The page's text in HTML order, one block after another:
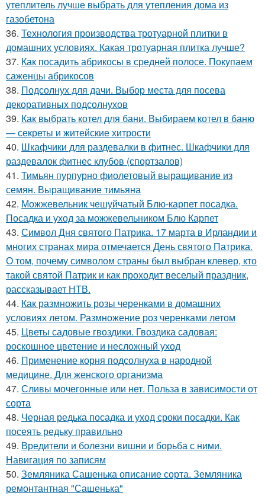
утеплитель лучше выбрать для утепления дома из
газобетона
36. Технология производства тротуарной плитки в
домашних условиях. Какая тротуарная плитка лучше?
37. Как посадить абрикосы в средней полосе. Покупаем
саженцы абрикосов
38. Подсолнух для дачи. Выбор места для посева
декоративных подсолнухов
39. Как выбрать котел для бани. Выбираем котел в баню
— секреты и житейские хитрости
40. Шкафчики для раздевалки в фитнес. Шкафчики для
раздевалок фитнес клубов (спортзалов)
41. Тимьян пурпурно фиолетовый выращивание из
семян. Выращивание тимьяна
42. Можжевельник чешуйчатый Блю-карпет посадка.
Посадка и уход за можжевельником Блю Карпет
43. Символ Дня святого Патрика. 17 марта в Ирландии и
многих странах мира отмечается День святого Патрика.
О том, почему символом страны был выбран клевер, кто
такой святой Патрик и как проходит веселый праздник,
рассказывает НТВ.
44. Как размножить розы черенками в домашних
условиях летом. Размножение роз черенками летом
45. Цветы садовые гвоздики. Гвоздика садовая:
роскошное цветение и несложный уход
46. Применение корня подсолнуха в народной
медицине. Для женского организма
47. Сливы мочегонные или нет. Польза в зависимости от
сорта
48. Черная редька посадка и уход сроки посадки. Как
посеять редьку правильно
49. Вредители и болезни вишни и борьба с ними.
Навигация по записям
50. Земляника Сашенька описание сорта. Земляника
ремонтантная "Сашенька"